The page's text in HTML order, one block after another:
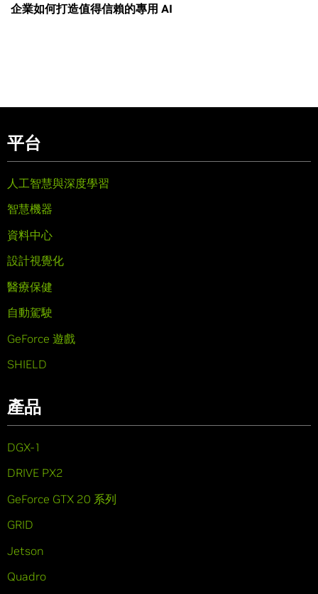
企業如何打造值得信賴的專用 AI
平台
人工智慧與深度學習
智慧機器
資料中心
設計視覺化
醫療保健
自動駕駛
GeForce 遊戲
SHIELD
產品
DGX-1
DRIVE PX2
GeForce GTX 20 系列
GRID
Jetson
Quadro